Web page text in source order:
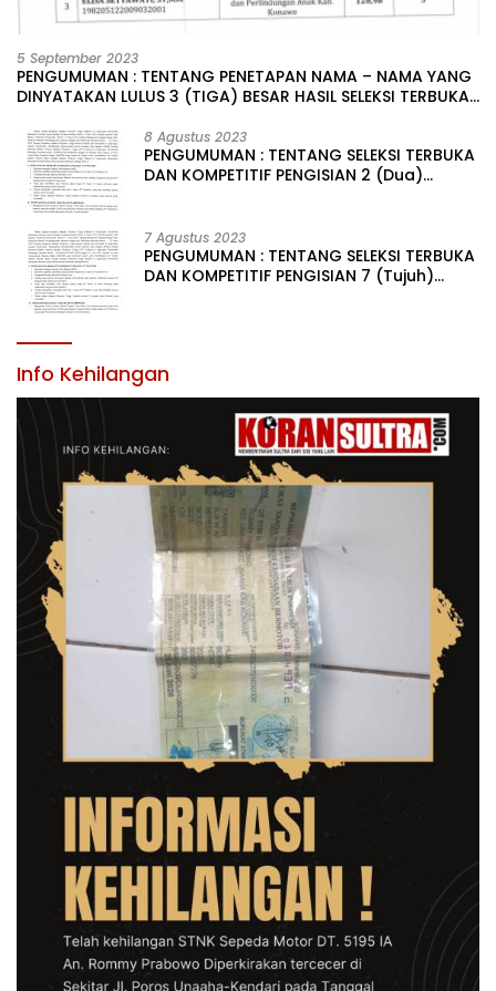
5 September 2023
PENGUMUMAN : TENTANG PENETAPAN NAMA – NAMA YANG
DINYATAKAN LULUS 3 (TIGA) BESAR HASIL SELEKSI TERBUKA
LINGKUNGAN PEMERINTAH DAERAH KABUPATEN KONAWE
8 Agustus 2023
PENGUMUMAN : TENTANG SELEKSI TERBUKA
DAN KOMPETITIF PENGISIAN 2 (Dua)
KABUPATEN KONAWE
7 Agustus 2023
PENGUMUMAN : TENTANG SELEKSI TERBUKA
DAN KOMPETITIF PENGISIAN 7 (Tujuh)
Info Kehilangan